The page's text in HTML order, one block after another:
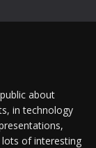
about
in technology
of interesting